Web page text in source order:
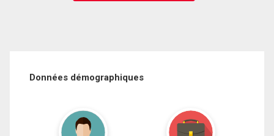
Données démographiques